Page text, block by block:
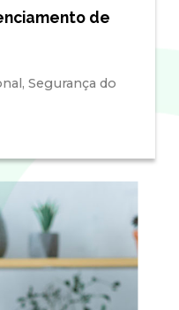
de
Segurança do